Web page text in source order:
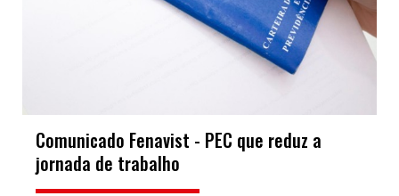
Comunicado Fenavist - PEC que reduz a
jornada de trabalho